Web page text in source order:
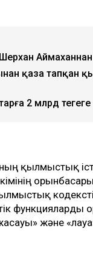
қаза тапқан
2 млрд
қылмыстық
функцияларды
және